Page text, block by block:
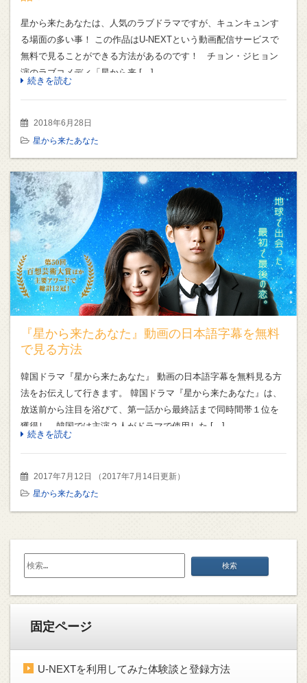
星から来たあなたは、人気のラブドラマですが、キュンキュンす
る場面の多い事！ この作品はU-NEXTという動画配信サービスで
無料で見ることができる方法があるのです！ チョン・ジヒョン
演のラブコメディ「星から来 […]
続きを読む
2018年6月28日
星から来たあなた
『星から来たあなた』動画の日本語字幕を無料
で見る方法
韓国ドラマ『星から来たあなた』 動画の日本語字幕を無料見る方
法をお伝えして行きます。 韓国ドラマ『星から来たあなた』は、
放送前から注目を浴びて、第一話から最終話まで同時間帯１位を
獲得し、韓国では主演２人がドラマで使用した […]
続きを読む
2017年7月12日 （2017年7月14日更新）
星から来たあなた
検
固定ページ
U-NEXTを利用してみた体験談と登録方法